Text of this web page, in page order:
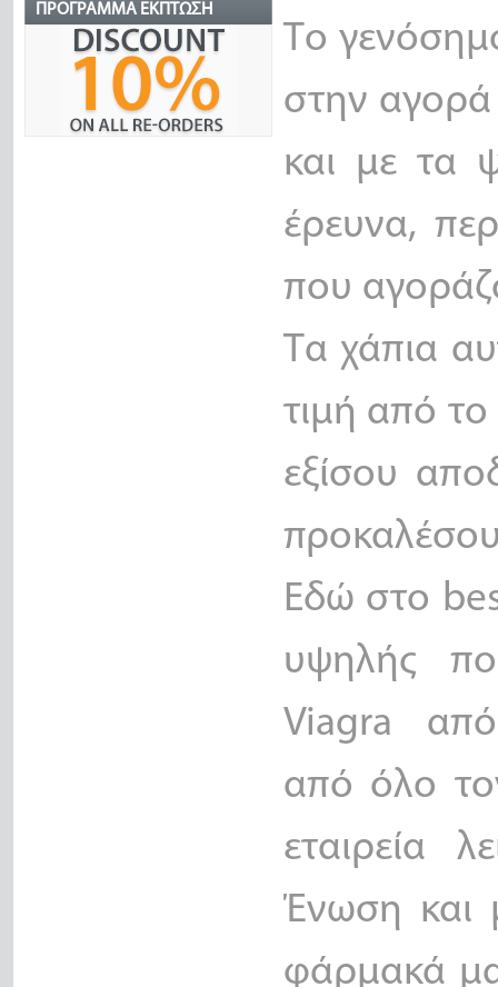
ΠΡΌΓΡΑΜΜΑ ΈΚΠΤΩΣΗ
Το
στην αγορά
και με τα
έρευνα,
που
Τα χάπια
τιμή από το
εξίσου
Εδώ στο
υψηλής
Viagra
από όλο
εταιρεία
Ένωση και
φάρμακά